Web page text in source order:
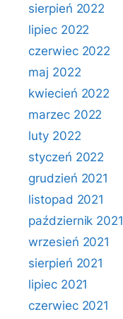
sierpień 2022
lipiec 2022
czerwiec 2022
maj 2022
kwiecień 2022
marzec 2022
luty 2022
styczeń 2022
grudzień 2021
listopad 2021
październik 2021
wrzesień 2021
sierpień 2021
lipiec 2021
czerwiec 2021